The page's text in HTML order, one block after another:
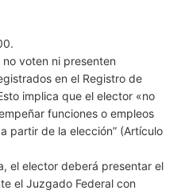
voten ni presenten
en el Registro de
implica que el elector «no
funciones o empleos
partir de la elección” (Artículo
el elector deberá presentar el
el Juzgado Federal con